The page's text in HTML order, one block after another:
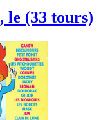
le (33 tours)